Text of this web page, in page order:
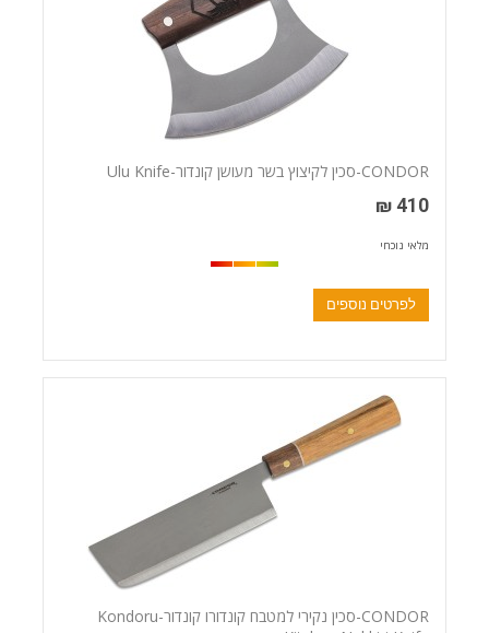
CONDOR-סכין לקיצוץ בשר מעושן קונדור-Ulu Knife
410 ₪
מלאי נוכחי
לפרטים נוספים
CONDOR-סכין נקירי למטבח קונדורו קונדור-Kondoru